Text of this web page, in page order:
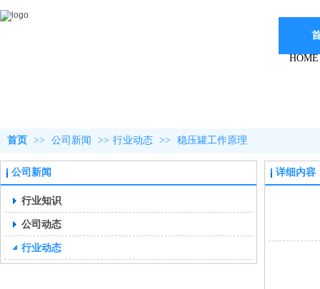
HOME
首页 >> 公司新闻 >> 行业动态 >> 稳压罐工作原理
公司新闻
行业知识
公司动态
行业动态
详细内容